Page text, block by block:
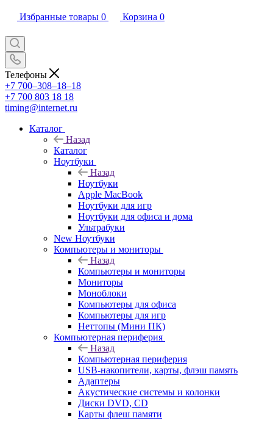
Избранные товары 0 Корзина 0
Телефоны
+7 700‒308‒18‒18
+7 700 803 18 18
timing@internet.ru
Каталог
Назад
Каталог
Ноутбуки
Назад
Ноутбуки
Apple MacBook
Ноутбуки для игр
Ноутбуки для офиса и дома
Ультрабуки
New Ноутбуки
Компьютеры и мониторы
Назад
Компьютеры и мониторы
Мониторы
Моноблоки
Компьютеры для офиса
Компьютеры для игр
Неттопы (Мини ПК)
Компьютерная периферия
Назад
Компьютерная периферия
USB-накопители, карты, флэш память
Адаптеры
Акустические системы и колонки
Диски DVD, CD
Карты флеш памяти